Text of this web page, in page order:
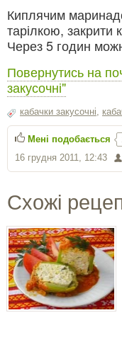
Киплячим
тарілкою, закрити
Через 5 годин
Повернутись на
закусочні"
кабачки закусочні,
16 грудня 2011, 12:43
Мені подобається
Схожі